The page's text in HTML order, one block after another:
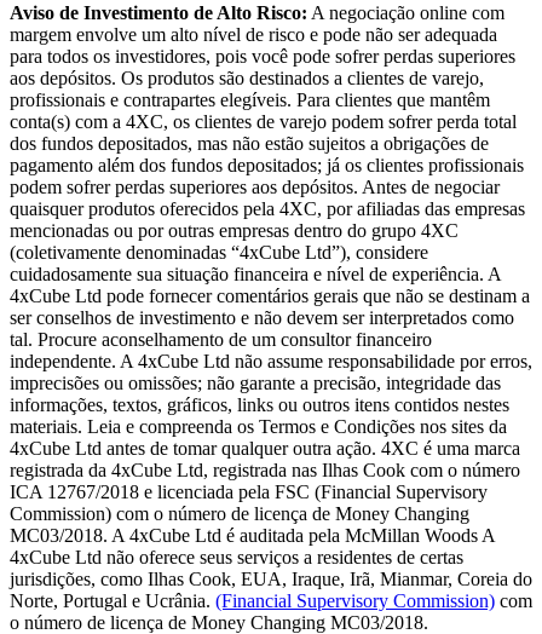
Aviso de Investimento de Alto Risco: A negociação online com
margem envolve um alto nível de risco e pode não ser adequada
para todos os investidores, pois você pode sofrer perdas superiores
aos depósitos. Os produtos são destinados a clientes de varejo,
profissionais e contrapartes elegíveis. Para clientes que mantêm
conta(s) com a 4XC, os clientes de varejo podem sofrer perda total
dos fundos depositados, mas não estão sujeitos a obrigações de
pagamento além dos fundos depositados; já os clientes profissionais
podem sofrer perdas superiores aos depósitos. Antes de negociar
quaisquer produtos oferecidos pela 4XC, por afiliadas das empresas
mencionadas ou por outras empresas dentro do grupo 4XC
(coletivamente denominadas “4xCube Ltd”), considere
cuidadosamente sua situação financeira e nível de experiência. A
4xCube Ltd pode fornecer comentários gerais que não se destinam a
ser conselhos de investimento e não devem ser interpretados como
tal. Procure aconselhamento de um consultor financeiro
independente. A 4xCube Ltd não assume responsabilidade por erros,
imprecisões ou omissões; não garante a precisão, integridade das
informações, textos, gráficos, links ou outros itens contidos nestes
materiais. Leia e compreenda os Termos e Condições nos sites da
4xCube Ltd antes de tomar qualquer outra ação. 4XC é uma marca
registrada da 4xCube Ltd, registrada nas Ilhas Cook com o número
ICA 12767/2018 e licenciada pela FSC (Financial Supervisory
Commission) com o número de licença de Money Changing
MC03/2018. A 4xCube Ltd é auditada pela McMillan Woods A
4xCube Ltd não oferece seus serviços a residentes de certas
jurisdições, como Ilhas Cook, EUA, Iraque, Irã, Mianmar, Coreia do
Norte, Portugal e Ucrânia. (Financial Supervisory Commission) com
o número de licença de Money Changing MC03/2018.